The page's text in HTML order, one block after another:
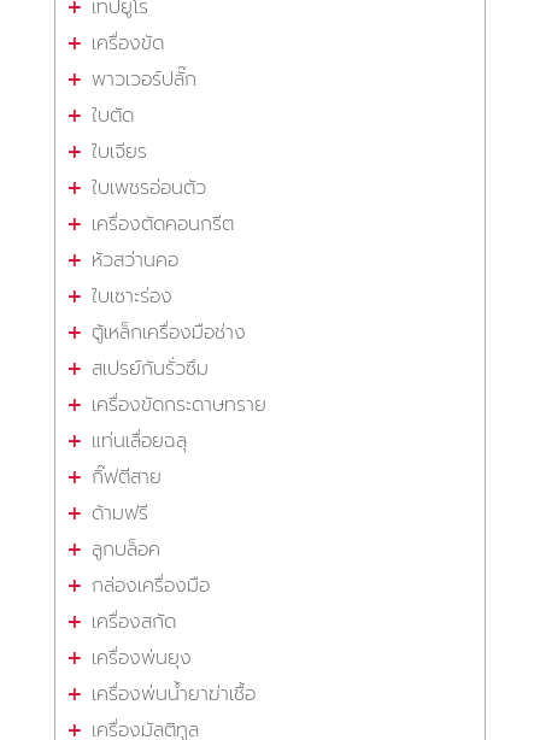
เทปยูโร
เครื่องขัด
พาวเวอร์ปลั๊ก
ใบตัด
ใบเจียร
ใบเพชรอ่อนตัว
เครื่องตัดคอนกรีต
หัวสว่านคอ
ใบเซาะร่อง
ตู้เหล็กเครื่องมือช่าง
สเปรย์กันรั่วซึม
เครื่องขัดกระดาษทราย
แท่นเลื่อยฉลุ
กิ๊ฟตีสาย
ด้ามฟรี
ลูกบล็อค
กล่องเครื่องมือ
เครื่องสกัด
เครื่องพ่นยุง
เครื่องพ่นน้ำยาฆ่าเชื้อ
เครื่องมัลติทูล